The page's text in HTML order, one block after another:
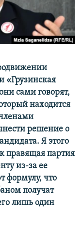
«Грузинская
сами говорят,
находится
решение о
Я этого
правящая партия
из-за ее
формулу, что
получат
лишь один